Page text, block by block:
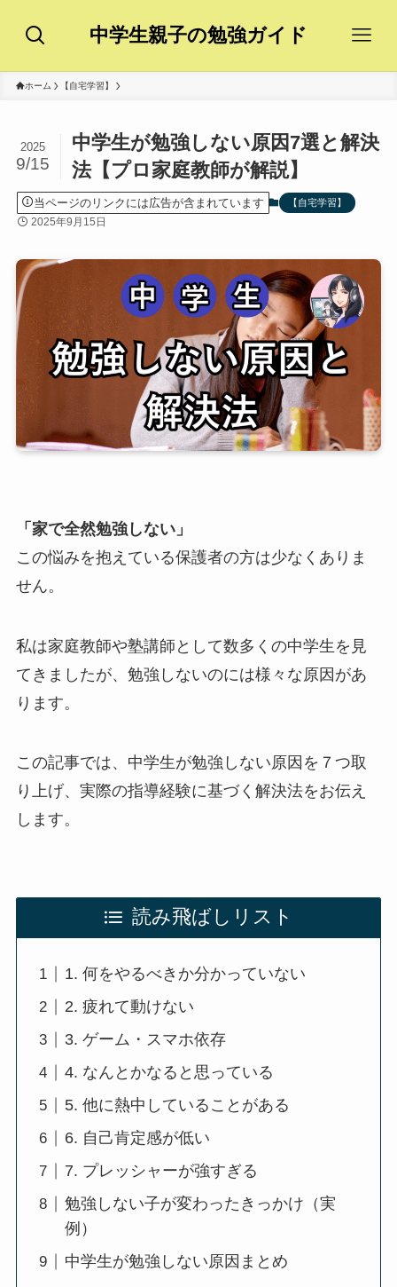
中学生親子の勉強ガイド
ホーム 【自宅学習】
中学生が勉強しない原因7選と解決
法【プロ家庭教師が解説】
2025
9/15
当ページのリンクには広告が含まれています 【自宅学習】
2025年9月15日
「家で全然勉強しない」
この悩みを抱えている保護者の方は少なくありま
せん。
私は家庭教師や塾講師として数多くの中学生を見
てきましたが、勉強しないのには様々な原因があ
ります。
この記事では、中学生が勉強しない原因を７つ取
り上げ、実際の指導経験に基づく解決法をお伝え
します。
読み飛ばしリスト
1. 何をやるべきか分かっていない
2. 疲れて動けない
3. ゲーム・スマホ依存
4. なんとかなると思っている
5. 他に熱中していることがある
6. 自己肯定感が低い
7. プレッシャーが強すぎる
勉強しない子が変わったきっかけ（実
例）
中学生が勉強しない原因まとめ